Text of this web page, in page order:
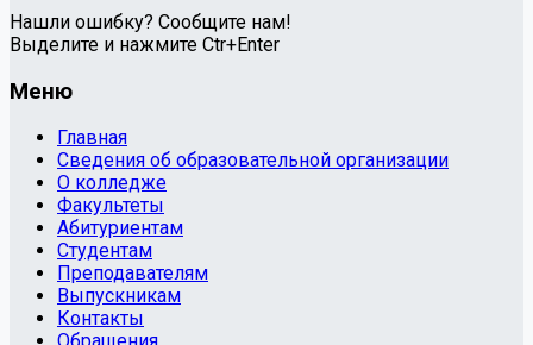
Нашли ошибку? Сообщите нам!
Выделите и нажмите Ctr+Enter
Меню
Главная
Сведения об образовательной организации
О колледже
Факультеты
Абитуриентам
Студентам
Преподавателям
Выпускникам
Контакты